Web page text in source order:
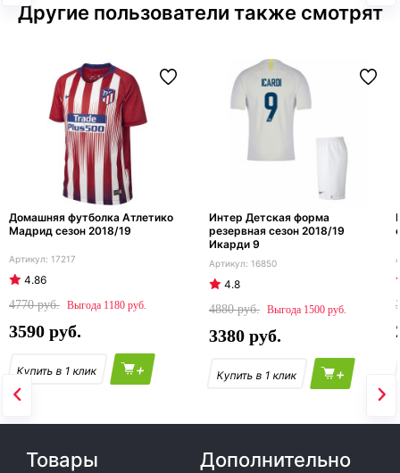
Другие пользователи также смотрят
Домашняя футболка Атлетико
Мадрид сезон 2018/19
17217
4.86
4770
1180
3590
+
Интер Детская форма
резервная сезон 2018/19
Икарди 9
16850
4.8
4880
1500
3380
+
Товары Дополнительно